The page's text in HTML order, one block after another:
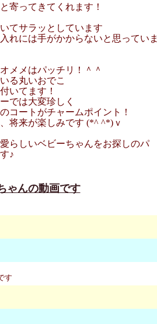
寄ってきてくれます！
てサラッとしています
れには手がかからないと思っていま
メメはパッチリ！＾＾
る丸いおでこ
いてます！
では大変珍しく
コートがチャームポイント！
将来が楽しみです (*^ ^*)ｖ
らしいベビーちゃんをお探しのパ
♪
ゃんの動画です
す